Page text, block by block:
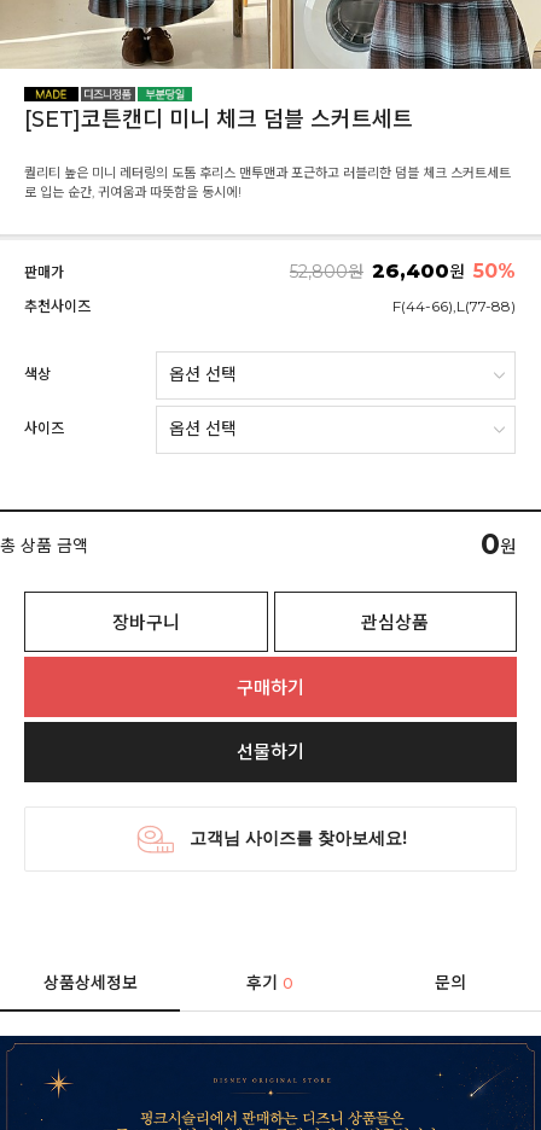
[SET]코튼캔디 미니 체크 덤블 스커트세트
퀄리티 높은 미니 레터링의 도톰 후리스 맨투맨과 포근하고 러블리한 덤블 체크 스커트세트
로 입는 순간, 귀여움과 따뜻함을 동시에!
판매가 52,800원 26,400원 50%
추천사이즈 F(44-66),L(77-88)
색상
사이즈
총 상품 금액 0원
장바구니 관심상품
구매하기
선물하기
상품상세정보 후기0 문의